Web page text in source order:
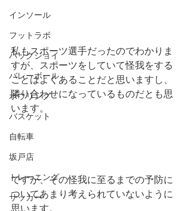
インソール
フットラボ
バックジョイ
バレーボール
ボウリング
バスケット
自転車
坂戸店
トレーニング
サッカー
私もスポーツ選手だったのでわかりま
すが、スポーツをしていて怪我をする
ことはよくあることだと思いますし、
隣り合わせになっているものだとも思
います。
ですが、その怪我に至るまでの予防に
ついてあまり考えられていないように
思います。